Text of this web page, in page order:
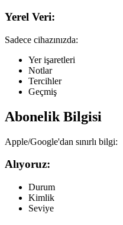
Yerel Veri:
Sadece cihazınızda:
Yer işaretleri
Notlar
Tercihler
Geçmiş
Abonelik Bilgisi
Apple/Google'dan sınırlı bilgi:
Alıyoruz:
Durum
Kimlik
Seviye